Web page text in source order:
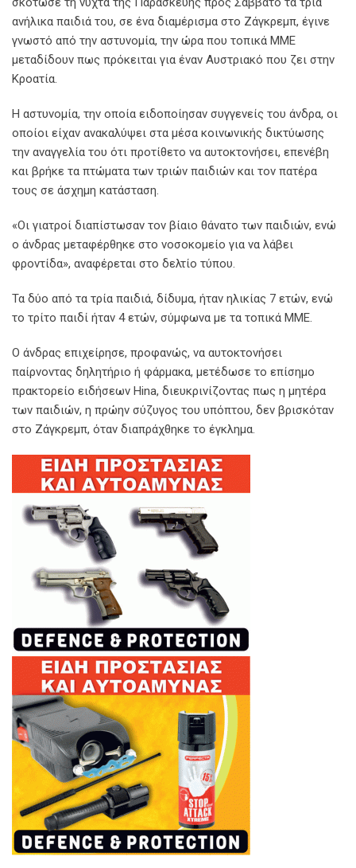
ανήλικα παιδιά του, σε ένα διαμέρισμα στο Ζάγκρεμπ, έγινε
γνωστό από την αστυνομία, την ώρα που τοπικά ΜΜΕ
μεταδίδουν πως πρόκειται για έναν Αυστριακό που ζει στην
Κροατία.
Η αστυνομία, την οποία ειδοποίησαν συγγενείς του άνδρα, οι
οποίοι είχαν ανακαλύψει στα μέσα κοινωνικής δικτύωσης
την αναγγελία του ότι προτίθετο να αυτοκτονήσει, επενέβη
και βρήκε τα πτώματα των τριών παιδιών και τον πατέρα
τους σε άσχημη κατάσταση.
«Οι γιατροί διαπίστωσαν τον βίαιο θάνατο των παιδιών, ενώ
ο άνδρας μεταφέρθηκε στο νοσοκομείο για να λάβει
φροντίδα», αναφέρεται στο δελτίο τύπου.
Τα δύο από τα τρία παιδιά, δίδυμα, ήταν ηλικίας 7 ετών, ενώ
το τρίτο παιδί ήταν 4 ετών, σύμφωνα με τα τοπικά ΜΜΕ.
Ο άνδρας επιχείρησε, προφανώς, να αυτοκτονήσει
παίρνοντας δηλητήριο ή φάρμακα, μετέδωσε το επίσημο
πρακτορείο ειδήσεων Hina, διευκρινίζοντας πως η μητέρα
των παιδιών, η πρώην σύζυγος του υπόπτου, δεν βρισκόταν
στο Ζάγκρεμπ, όταν διαπράχθηκε το έγκλημα.